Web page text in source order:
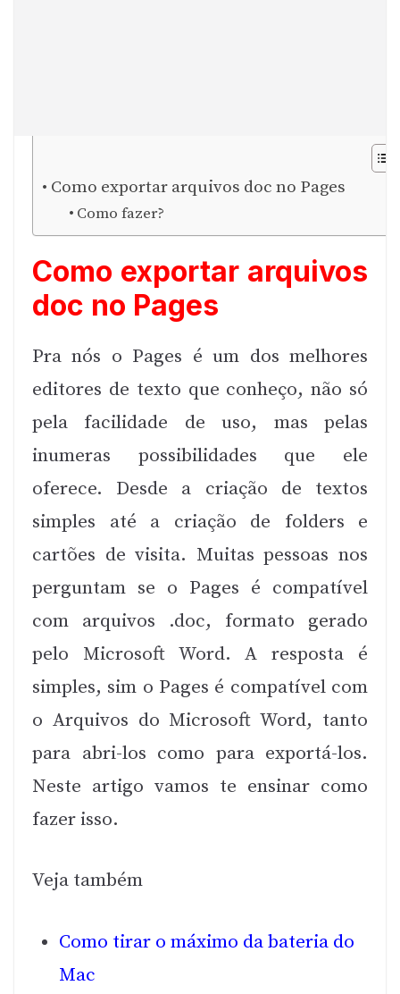
Como exportar arquivos doc no Pages
Como fazer?
Como exportar arquivos
doc no Pages
Pra nós o Pages é um dos melhores
editores de texto que conheço, não só
pela facilidade de uso, mas pelas
inumeras possibilidades que ele
oferece. Desde a criação de textos
simples até a criação de folders e
cartões de visita. Muitas pessoas nos
perguntam se o Pages é compatível
com arquivos .doc, formato gerado
pelo Microsoft Word. A resposta é
simples, sim o Pages é compatível com
o Arquivos do Microsoft Word, tanto
para abri-los como para exportá-los.
Neste artigo vamos te ensinar como
fazer isso.
Veja também
Como tirar o máximo da bateria do
Mac